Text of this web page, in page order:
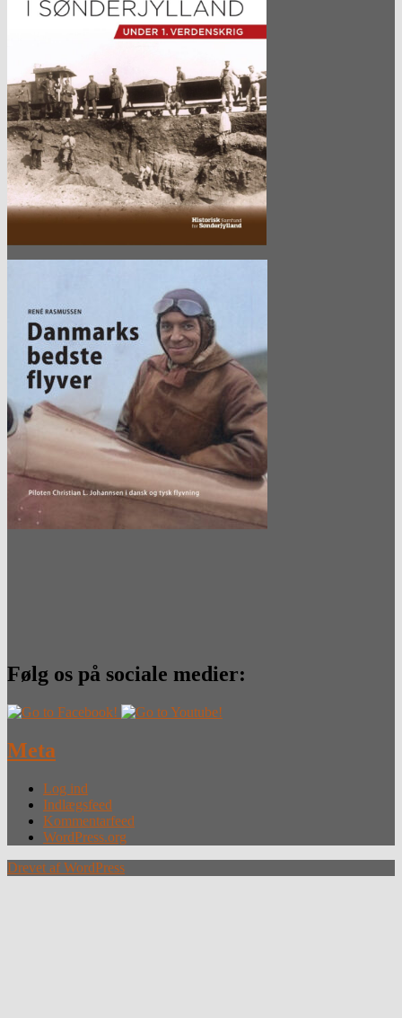
Følg os på sociale medier:
Meta
Log ind
Indlægsfeed
Kommentarfeed
WordPress.org
Drevet af WordPress